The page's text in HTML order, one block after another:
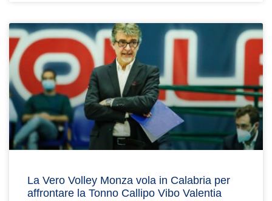
La Vero Volley Monza vola in Calabria per
affrontare la Tonno Callipo Vibo Valentia